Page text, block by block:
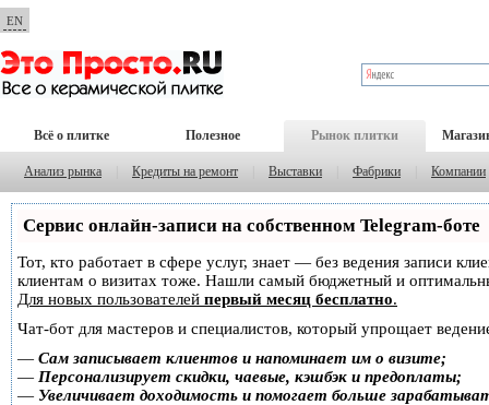
EN
Всё о плитке Полезное Рынок плитки
Анализ рынка Кредиты на ремонт Выставки Фабрики Компании
Сервис онлайн-записи на собственном Telegram-боте
Тот, кто работает в сфере услуг, знает — без ведения записи
клиентам о визитах тоже. Нашли самый бюджетный и
Для новых пользователей первый месяц бесплатно.
Чат-бот для мастеров и специалистов, который упрощает
— Сам записывает клиентов и напоминает им о визите;
— Персонализирует скидки, чаевые, кэшбэк и предоплаты;
— Увеличивает доходимость и помогает больше